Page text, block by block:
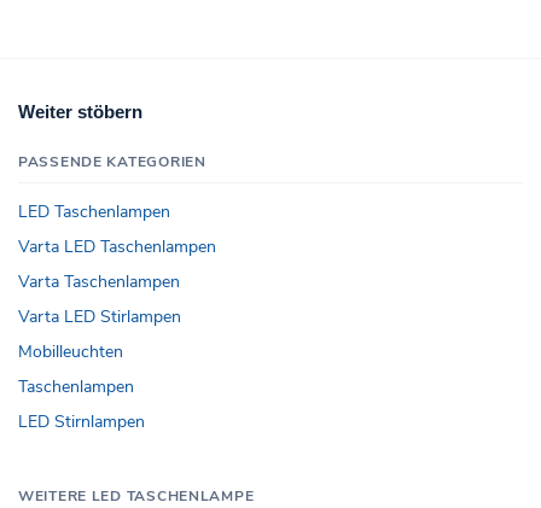
Weiter stöbern
PASSENDE KATEGORIEN
LED Taschenlampen
Varta LED Taschenlampen
Varta Taschenlampen
Varta LED Stirlampen
Mobilleuchten
Taschenlampen
LED Stirnlampen
WEITERE LED TASCHENLAMPE